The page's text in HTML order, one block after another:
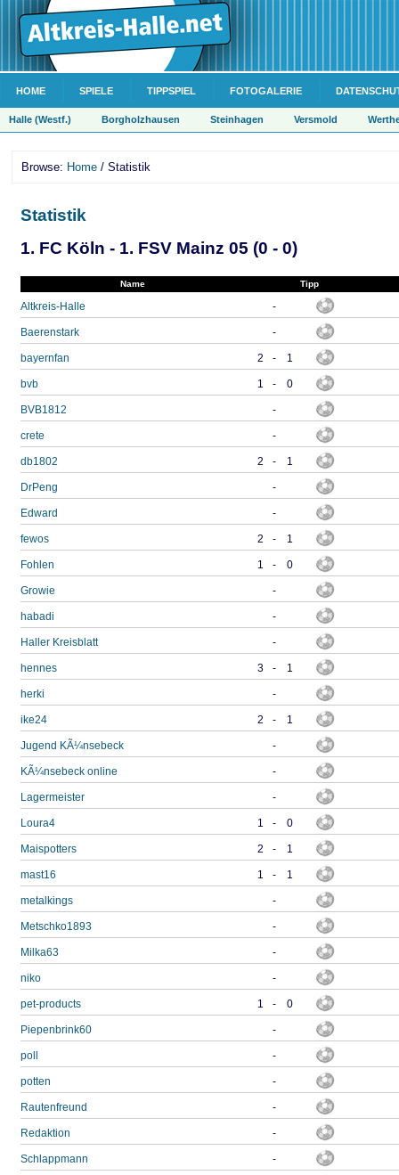
HOME SPIELE TIPPSPIEL FOTOGALERIE
Halle (Westf.) Borgholzhausen Steinhagen Versmold
Browse: Home / Statistik
Statistik
1. FC Köln - 1. FSV Mainz 05 (0 - 0)
Name Tipp
Altkreis-Halle -
Baerenstark -
bayernfan 2 - 1
bvb 1 - 0
BVB1812 -
crete -
db1802 2 - 1
DrPeng -
Edward -
fewos 2 - 1
Fohlen 1 - 0
Growie -
habadi -
Haller Kreisblatt -
hennes 3 - 1
herki -
ike24 2 - 1
Jugend KÃ¼nsebeck -
KÃ¼nsebeck online -
Lagermeister -
Loura4 1 - 0
Maispotters 2 - 1
mast16 1 - 1
metalkings -
Metschko1893 -
Milka63 -
niko -
pet-products 1 - 0
Piepenbrink60 -
poll -
potten -
Rautenfreund -
Redaktion -
Schlappmann -